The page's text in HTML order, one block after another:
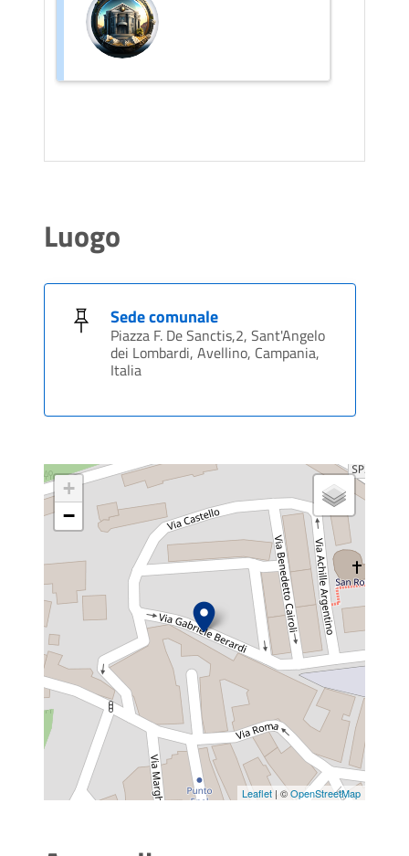
Luogo
Sede comunale
Piazza F. De Sanctis,2, Sant'Angelo
dei Lombardi, Avellino, Campania,
Italia
+
−
Leaflet | ©OpenStreetMap